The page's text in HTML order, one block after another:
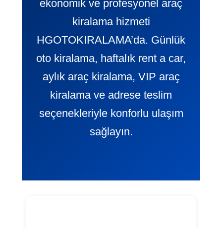
ekonomik ve profesyonel araç
kiralama hizmeti
HGOTOKIRALAMA’da. Günlük
oto kiralama, haftalık rent a car,
aylık araç kiralama, VIP araç
kiralama ve adrese teslim
seçenekleriyle konforlu ulaşım
sağlayın.